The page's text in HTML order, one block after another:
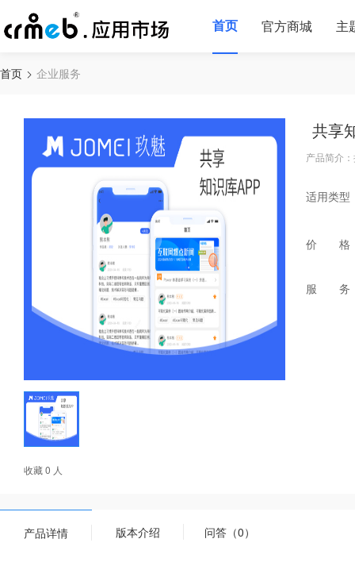
首页 官方商城 主
首页 企业服务
收藏 0 人
共享
产品简介
适用类型
价 格
服 务
产品详情 版本介绍 问答（0）